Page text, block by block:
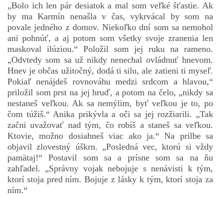
„Bolo ich len pár desiatok a mal som veľké šťastie. Ak
by ma Karmín nenašla v čas, vykrvácal by som na
povale jedného z domov. Niekoľko dní som sa nemohol
ani pohnúť, a aj potom som všetky svoje zranenia len
maskoval ilúziou.“ Položil som jej ruku na rameno.
„Odvtedy som sa už nikdy nenechal ovládnuť hnevom.
Hnev je občas užitočný, dodá ti silu, ale zatieni ti myseľ.
Pokiaľ nenájdeš rovnováhu medzi srdcom a hlavou,“
priložil som prst na jej hruď, a potom na čelo, „nikdy sa
nestaneš veľkou. Ak sa nemýlim, byť veľkou je to, po
čom túžiš.“ Anika prikývla a oči sa jej rozžiarili. „Tak
začni uvažovať nad tým, čo robíš a staneš sa veľkou.
Ktovie, možno dosiahneš viac ako ja.“ Na prilbe sa
objavil zlovestný úškrn. „Posledná vec, ktorú si vždy
pamätaj!“ Postavil som sa a prísne som sa na ňu
zahľadel. „Správny vojak nebojuje s nenávisti k tým,
ktorí stoja pred ním. Bojuje z lásky k tým, ktorí stoja za
ním.“